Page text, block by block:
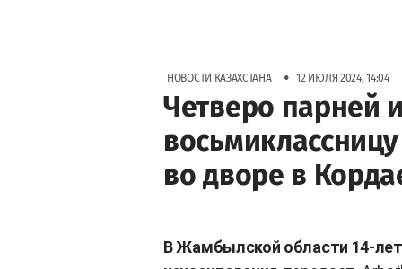
НОВОСТИ КАЗАХСТАНА • 12 ИЮЛЯ 2024, 14:04
Четверо парней
во дворе в
В Жамбылской области 14-